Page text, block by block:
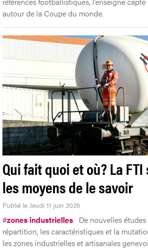
autour de la Coupe du monde.
Qui fait quoi et où? La
les moyens de le savoir
Publié le Jeudi 11 juin 2026
#zones industrielles De nouvelles
répartition, les caractéristiques et la
les zones industrielles et artisanales